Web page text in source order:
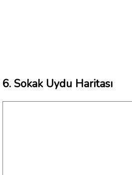
6. Sokak Uydu Haritası